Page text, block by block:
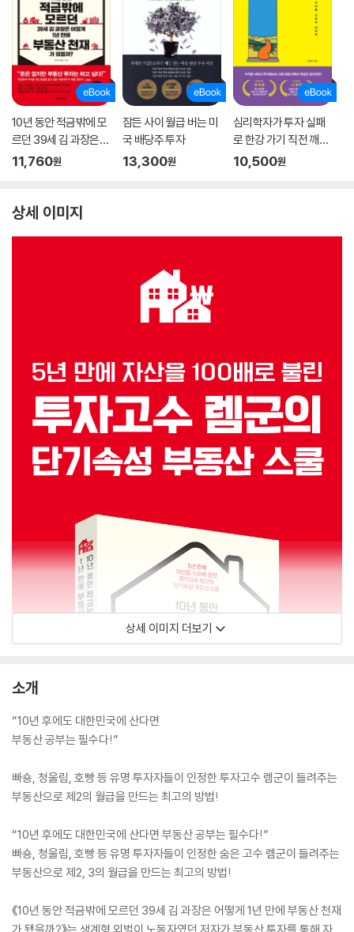
10년 동안 적금밖에 모
르던 39세 김 과장은
어떻게 1년 만에 부동산
11,760원
잠든 사이 월급 버는 미
국 배당주 투자
13,300원
심리학자가 투자 실패
로 한강 가기 직전 깨달
은 손실로부터의 자유
10,500원
상세 이미지
상세 이미지 더보기
소개
“10년 후에도 대한민국에 산다면
부동산 공부는 필수다!”
빠숑, 청울림, 호빵 등 유명 투자자들이 인정한 투자고수 렘군이 들려주는
부동산으로 제2의 월급을 만드는 최고의 방법!
“10년 후에도 대한민국에 산다면 부동산 공부는 필수다!”
빠숑, 청울림, 호빵 등 유명 투자자들이 인정한 숨은 고수 렘군이 들려주는
부동산으로 제2, 3의 월급을 만드는 최고의 방법!
《10년 동안 적금밖에 모르던 39세 김 과장은 어떻게 1년 만에 부동산 천재